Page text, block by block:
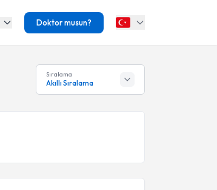
Doktor musun?
Sıralama
Akıllı Sıralama